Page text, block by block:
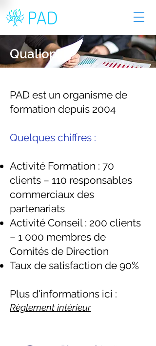
Qualiopi
PAD est un organisme de
formation depuis 2004
Quelques chiffres :
Activité Formation : 70
clients – 110 responsables
commerciaux des
partenariats
Activité Conseil : 200 clients
– 1 000 membres de
Comités de Direction
Taux de satisfaction de 90%
Plus d'informations ici :
Règlement intérieur